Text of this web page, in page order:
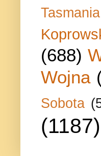
Tasmania
(688)
Wojna
Sobota
(1187)